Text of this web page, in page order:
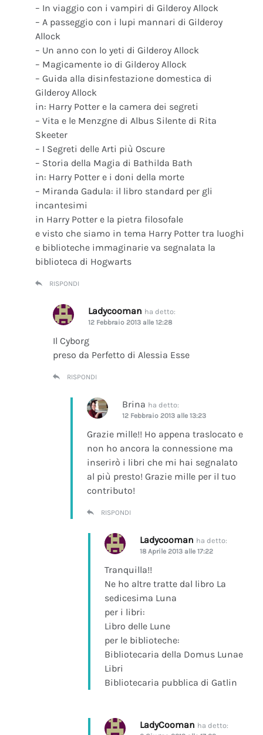
– In viaggio con i vampiri di Gilderoy Allock
– A passeggio con i lupi mannari di Gilderoy
Allock
– Un anno con lo yeti di Gilderoy Allock
– Magicamente io di Gilderoy Allock
– Guida alla disinfestazione domestica di
Gilderoy Allock
in: Harry Potter e la camera dei segreti
– Vita e le Menzgne di Albus Silente di Rita
Skeeter
– I Segreti delle Arti più Oscure
– Storia della Magia di Bathilda Bath
in: Harry Potter e i doni della morte
– Miranda Gadula: il libro standard per gli
incantesimi
in Harry Potter e la pietra filosofale
e visto che siamo in tema Harry Potter tra luoghi
e biblioteche immaginarie va segnalata la
biblioteca di Hogwarts
RISPONDI
Ladycooman ha detto:
12 Febbraio 2013 alle 12:28
Il Cyborg
preso da Perfetto di Alessia Esse
RISPONDI
Brina ha detto:
12 Febbraio 2013 alle 13:23
Grazie mille!! Ho appena traslocato e
non ho ancora la connessione ma
inserirò i libri che mi hai segnalato
al più presto! Grazie mille per il tuo
contributo!
RISPONDI
Ladycooman ha detto:
18 Aprile 2013 alle 17:22
Tranquilla!!
Ne ho altre tratte dal libro La
sedicesima Luna
per i libri:
Libro delle Lune
per le biblioteche:
Bibliotecaria della Domus Lunae
Libri
Bibliotecaria pubblica di Gatlin
LadyCooman ha detto: